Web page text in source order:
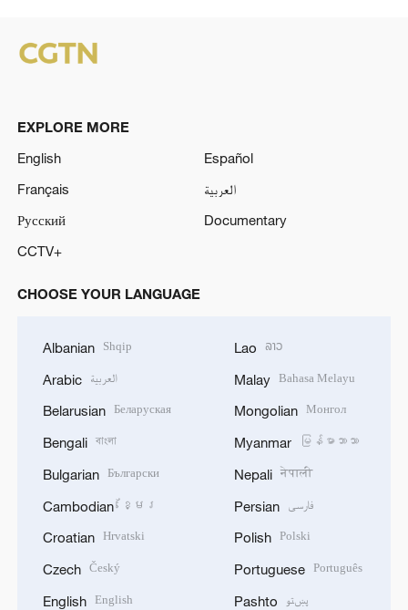
EXPLORE MORE
English
Español
Français
العربية
Русский
Documentary
CCTV+
CHOOSE YOUR LANGUAGE
Albanian Shqip
Arabic العربية
Belarusian Беларуская
Bengali বাংলা
Bulgarian Български
Cambodian ខ្មែរ
Croatian Hrvatski
Czech Český
English English
Lao ລາວ
Malay Bahasa Melayu
Mongolian Монгол
Myanmar မြန်မာဘာသာ
Nepali नेपाली
Persian فارسی
Polish Polski
Portuguese Português
Pashto پښتو